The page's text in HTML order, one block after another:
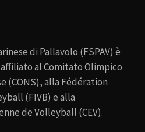
di Pallavolo (FSPAV) è
al Comitato Olimpico
(CONS), alla Fédération
(FIVB) e alla
de Volleyball (CEV).